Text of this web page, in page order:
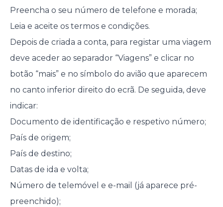
Preencha o seu número de telefone e morada;
Leia e aceite os termos e condições.
Depois de criada a conta, para registar uma viagem
deve aceder ao separador “Viagens” e clicar no
botão “mais” e no símbolo do avião que aparecem
no canto inferior direito do ecrã. De seguida, deve
indicar:
Documento de identificação e respetivo número;
País de origem;
País de destino;
Datas de ida e volta;
Número de telemóvel e e-mail (já aparece pré-
preenchido);